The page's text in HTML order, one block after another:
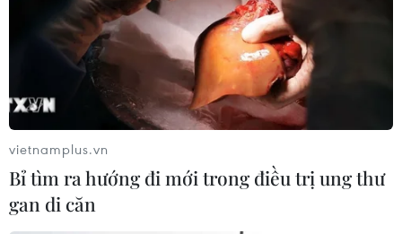
05/08/2026 15:07
Công an Lào Cai kịp thời cứu nạn, hỗ
trợ người dân trong tình huống khẩn
05/08/2026 10:10
Hơn 100 người thiệt mạng trong mùa
vietnamplus.vn
Bỉ tìm ra hướng đi mới trong điều trị ung thư
gan di căn